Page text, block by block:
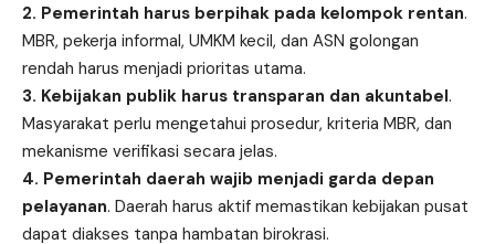
2. Pemerintah harus berpihak pada kelompok rentan.
MBR, pekerja informal, UMKM kecil, dan ASN golongan
rendah harus menjadi prioritas utama.
3. Kebijakan publik harus transparan dan akuntabel.
Masyarakat perlu mengetahui prosedur, kriteria MBR, dan
mekanisme verifikasi secara jelas.
4. Pemerintah daerah wajib menjadi garda depan
pelayanan. Daerah harus aktif memastikan kebijakan pusat
dapat diakses tanpa hambatan birokrasi.